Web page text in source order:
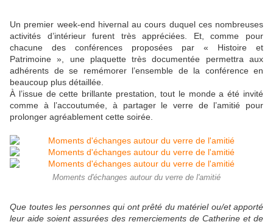
Un premier week-end hivernal au cours duquel ces nombreuses
activités d’intérieur furent très appréciées. Et, comme pour
chacune des conférences proposées par « Histoire et
Patrimoine », une plaquette très documentée permettra aux
adhérents de se remémorer l’ensemble de la conférence en
beaucoup plus détaillée.
À l’issue de cette brillante prestation, tout le monde a été invité
comme à l’accoutumée, à partager le verre de l’amitié pour
prolonger agréablement cette soirée.
Moments d'échanges autour du verre de l'amitié
Que toutes les personnes qui ont prêté du matériel ou/et apporté
leur aide soient assurées des remerciements de Catherine et de